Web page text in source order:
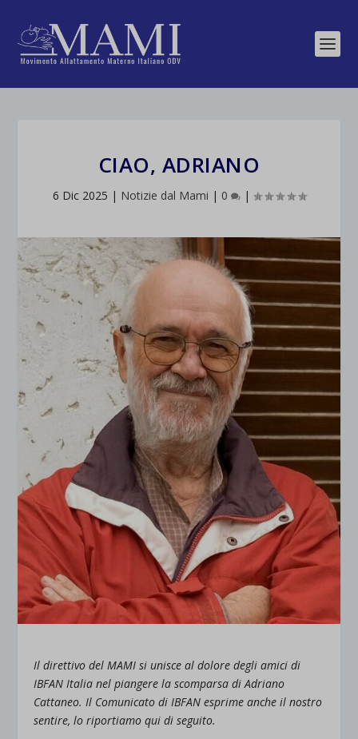
CIAO, ADRIANO
6 Dic 2025 | Notizie dal Mami | 0 |
Il direttivo del MAMI si unisce al dolore degli amici di
IBFAN Italia nel piangere la scomparsa di Adriano
Cattaneo. Il Comunicato di IBFAN esprime anche il nostro
sentire, lo riportiamo qui di seguito.